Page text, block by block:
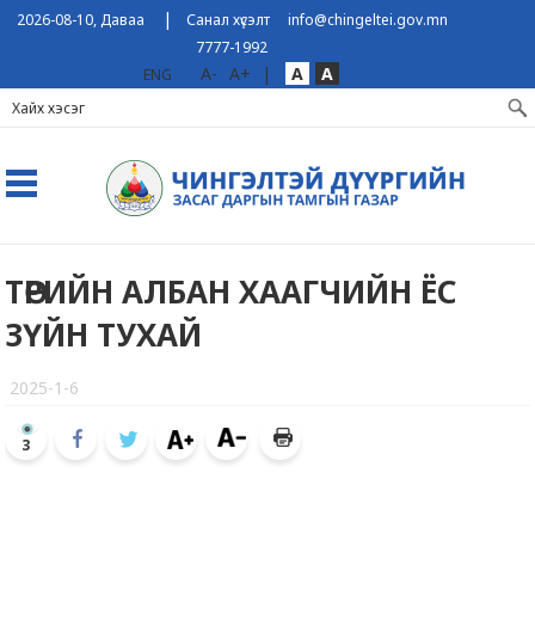
2026-08-10, Даваа | Санал хүсэлт
info@chingeltei.gov.mn
7777-1992
ENG
A- A+ | A A
ТӨРИЙН АЛБАН ХААГЧИЙН ЁС
ЗҮЙН ТУХАЙ
2025-1-6
3